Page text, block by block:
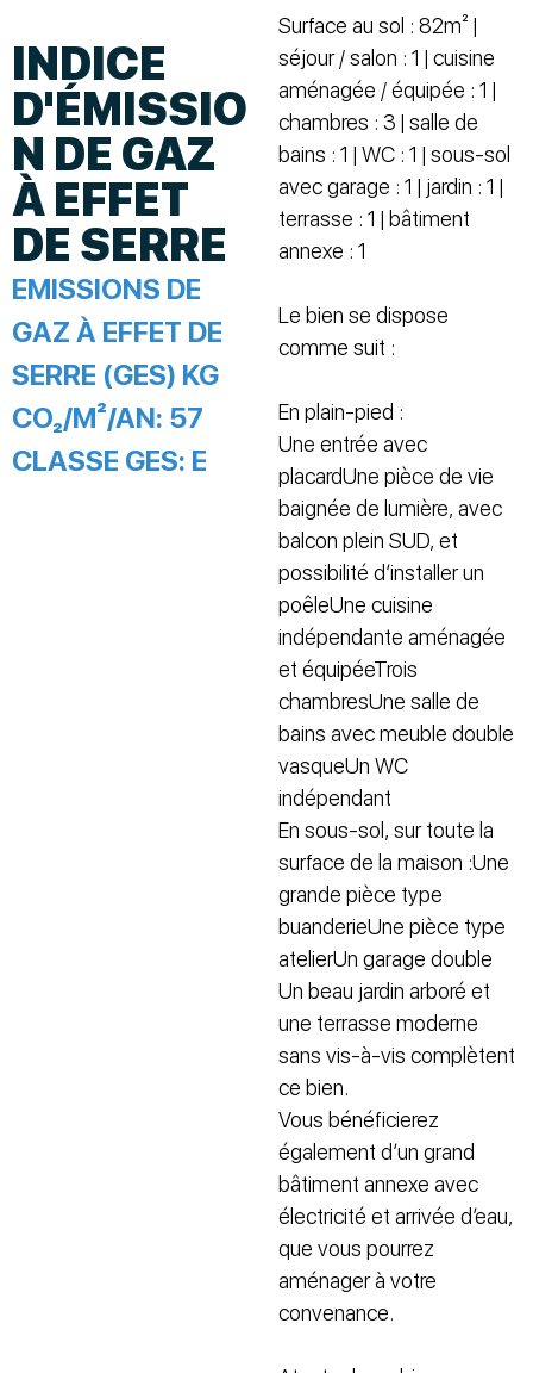
INDICE
D'ÉMISSIO
N DE GAZ
À EFFET
DE SERRE
EMISSIONS DE
GAZ À EFFET DE
SERRE (GES) KG
CO₂/M²/AN: 57
CLASSE GES: E
Surface au sol : 82m² |
séjour / salon : 1 | cuisine
aménagée / équipée : 1 |
chambres : 3 | salle de
bains : 1 | WC : 1 | sous-sol
avec garage : 1 | jardin : 1 |
terrasse : 1 | bâtiment
annexe : 1
Le bien se dispose
comme suit :
En plain-pied :
Une entrée avec
placardUne pièce de vie
baignée de lumière, avec
balcon plein SUD, et
possibilité d’installer un
poêleUne cuisine
indépendante aménagée
et équipéeTrois
chambresUne salle de
bains avec meuble double
vasqueUn WC
indépendant
En sous-sol, sur toute la
surface de la maison :Une
grande pièce type
buanderieUne pièce type
atelierUn garage double
Un beau jardin arboré et
une terrasse moderne
sans vis-à-vis complètent
ce bien.
Vous bénéficierez
également d’un grand
bâtiment annexe avec
électricité et arrivée d’eau,
que vous pourrez
aménager à votre
convenance.